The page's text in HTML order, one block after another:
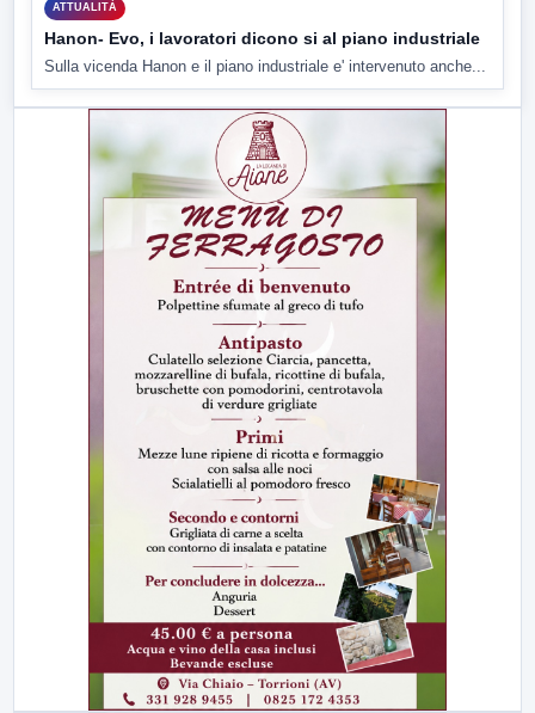
ATTUALITÀ
Hanon- Evo, i lavoratori dicono si al piano industriale
Sulla vicenda Hanon e il piano industriale e' intervenuto anche...